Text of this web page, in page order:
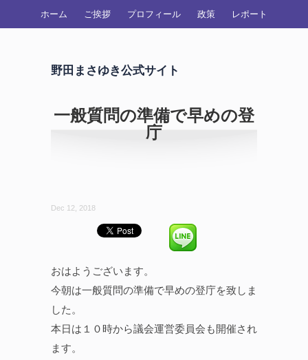
ホーム ご挨拶 プロフィール 政策 レポート
野田まさゆき公式サイト
一般質問の準備で早めの登
庁
Dec 12, 2018
おはようございます。
今朝は一般質問の準備で早めの登庁を致しま
した。
本日は１０時から議会運営委員会も開催され
ます。